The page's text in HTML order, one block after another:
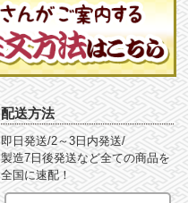
配送方法
即日発送/2～3日内発送/
製造7日後発送など全ての商品を
全国に速配！